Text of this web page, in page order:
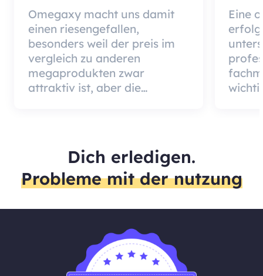
Omegaxy macht uns damit
einen riesengefallen,
besonders weil der preis im
vergleich zu anderen
megaprodukten zwar
attraktiv ist, aber die
Eine
Dich erledigen.
Probleme mit der nutzung